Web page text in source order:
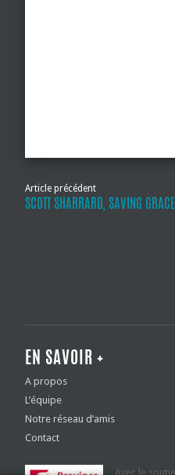
Article précédent
SCOTT SHARRARD, SAVING GRACE
EN SAVOIR +
A propos
L’équipe
Notre réseau d’amis
Contact
Avec le